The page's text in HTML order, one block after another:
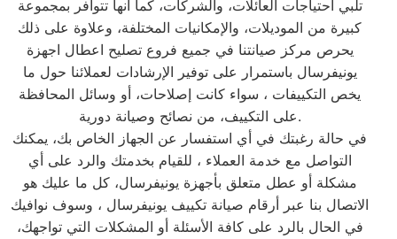
تلبي احتياجات العائلات، والشركات، كما أنها تتوافر بمجموعة
كبيرة من الموديلات، والإمكانيات المختلفة، وعلاوة على ذلك
يحرص مركز صيانتنا في جميع فروع تصليح اعطال اجهزة
يونيفرسال باستمرار على توفير الإرشادات لعملائنا حول ما
يخص التكييفات ، سواء كانت إصلاحات، أو وسائل المحافظة
على التكييف، من نصائح وصيانة دورية.
في حالة رغبتك في أي استفسار عن الجهاز الخاص بك، يمكنك
التواصل مع خدمة العملاء ، للقيام بخدمتك والرد على أي
مشكلة أو عطل متعلق بأجهزة يونيفرسال، كل ما عليك هو
الاتصال بنا عبر أرقام صيانة تكييف يونيفرسال ، وسوف نوافيك
في الحال بالرد على كافة الأسئلة أو المشكلات التي تواجهك،